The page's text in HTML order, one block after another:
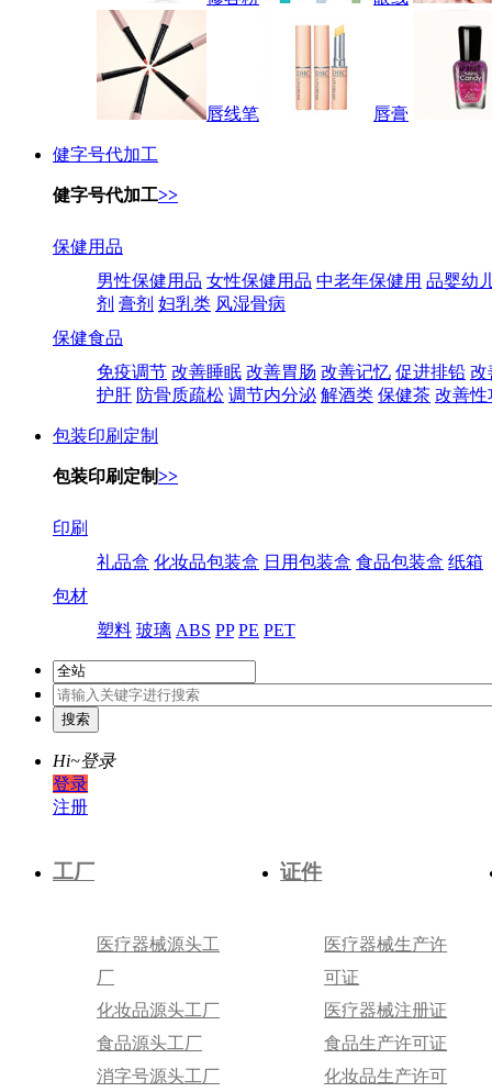
唇线笔 唇膏
健字号代加工
健字号代加工>>
保健用品
男性保健用品 女性保健用品 中老年保健用 品婴幼
剂 膏剂 妇乳类 风湿骨病
保健食品
免疫调节 改善睡眠 改善胃肠 改善记忆 促进排铅 改
护肝 防骨质疏松 调节内分泌 解酒类 保健茶 改善性
包装印刷定制
包装印刷定制>>
印刷
礼品盒 化妆品包装盒 日用包装盒 食品包装盒 纸箱
包材
塑料 玻璃 ABS PP PE PET
Hi~登录
登录
注册
工厂
医疗器械源头工
厂
化妆品源头工厂
食品源头工厂
消字号源头工厂
证件
医疗器械生产许
可证
医疗器械注册证
食品生产许可证
化妆品生产许可